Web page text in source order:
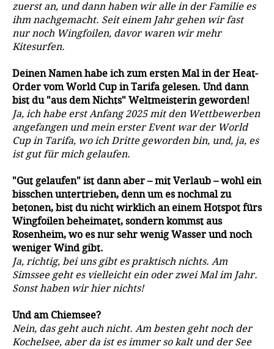
zuerst an, und dann haben wir alle in der Familie es
ihm nachgemacht. Seit einem Jahr gehen wir fast
nur noch Wingfoilen, davor waren wir mehr
Kitesurfen.
Deinen Namen habe ich zum ersten Mal in der Heat-
Order vom World Cup in Tarifa gelesen. Und dann
bist du "aus dem Nichts" Weltmeisterin geworden!
Ja, ich habe erst Anfang 2025 mit den Wettbewerben
angefangen und mein erster Event war der World
Cup in Tarifa, wo ich Dritte geworden bin, und, ja, es
ist gut für mich gelaufen.
"Gut gelaufen" ist dann aber – mit Verlaub – wohl ein
bisschen untertrieben, denn um es nochmal zu
betonen, bist du nicht wirklich an einem Hotspot fürs
Wingfoilen beheimatet, sondern kommst aus
Rosenheim, wo es nur sehr wenig Wasser und noch
weniger Wind gibt.
Ja, richtig, bei uns gibt es praktisch nichts. Am
Simssee geht es vielleicht ein oder zwei Mal im Jahr.
Sonst haben wir hier nichts!
Und am Chiemsee?
Nein, das geht auch nicht. Am besten geht noch der
Kochelsee, aber da ist es immer so kalt und der See